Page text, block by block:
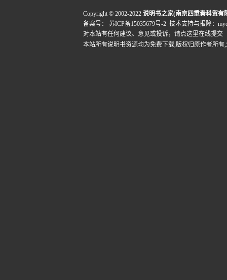
Copyright © 2002-2022 说明书之家(南京四重奏科贸有
备案号：
苏ICP备15035679号-2 技术支持与报障：
对本站有任何建议、意见或投诉， 请点这里在线提交
本站所有说明书资源均为免费下载,版权归原作者所